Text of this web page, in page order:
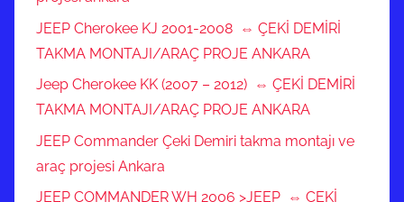
JEEP Cherokee KJ 2001-2008 ⇔ ÇEKİ DEMİRİ
TAKMA MONTAJI/ARAÇ PROJE ANKARA
Jeep Cherokee KK (2007 – 2012) ⇔ ÇEKİ DEMİRİ
TAKMA MONTAJI/ARAÇ PROJE ANKARA
JEEP Commander Çeki Demiri takma montajı ve
araç projesi Ankara
JEEP COMMANDER WH 2006 >JEEP ⇔ ÇEKİ